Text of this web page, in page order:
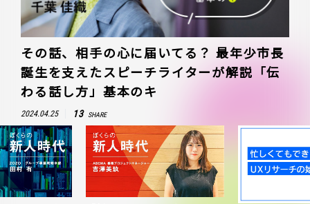
その話、相手の心に届いてる？ 最年少市長
誕生を支えたスピーチライターが解説「伝
わる話し方」基本のキ
2024.04.25 13 SHARE